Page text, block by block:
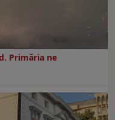
Primăria ne